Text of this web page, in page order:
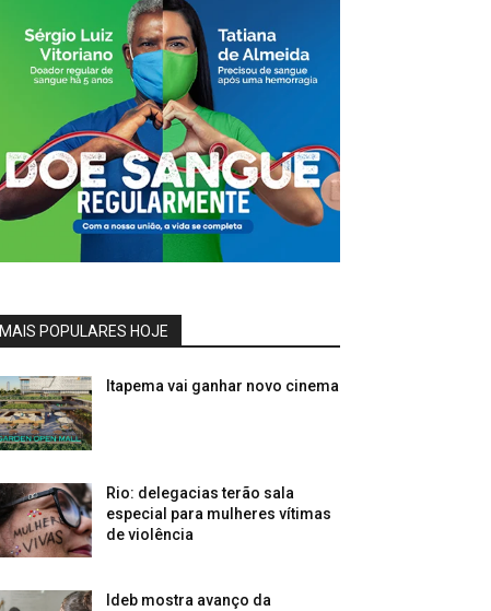
MAIS POPULARES HOJE
Itapema vai ganhar novo cinema
Rio: delegacias terão sala
especial para mulheres vítimas
de violência
Ideb mostra avanço da